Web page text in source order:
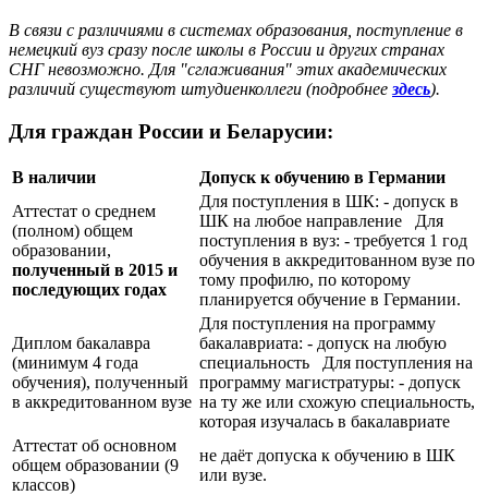
В связи с различиями в системах образования, поступление в
немецкий вуз сразу после школы в России и других странах
СНГ невозможно. Для "сглаживания" этих академических
различий существуют штудиенколлеги (подробнее здесь).
Для граждан России и Беларусии:
В наличии
Допуск к обучению в Германии
Аттестат о среднем
(полном) общем
образовании,
полученный в 2015 и
последующих годах
Для поступления в ШК: - допуск в
ШК на любое направление Для
поступления в вуз: - требуется 1 год
обучения в аккредитованном вузе по
тому профилю, по которому
планируется обучение в Германии.
Диплом бакалавра
(минимум 4 года
обучения), полученный
в аккредитованном вузе
Для поступления на программу
бакалавриата: - допуск на любую
специальность Для поступления на
программу магистратуры: - допуск
на ту же или схожую специальность,
которая изучалась в бакалавриате
Аттестат об основном
общем образовании (9
классов)
не даёт допуска к обучению в ШК
или вузе.